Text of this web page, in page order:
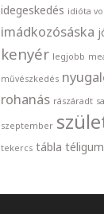
idegeskedés idióta
imádkozósáska
kenyér legjobb
művészkedés
rohanás rászáradt
szeptember
tekercs tábla